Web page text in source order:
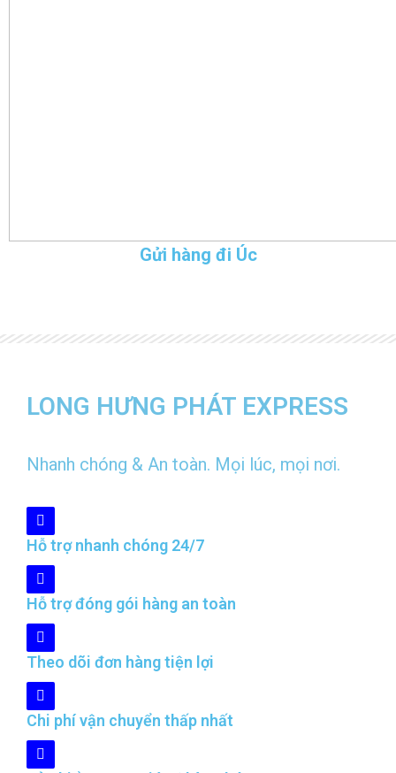
Gửi hàng đi Úc
LONG HƯNG PHÁT EXPRESS
Nhanh chóng & An toàn. Mọi lúc, mọi nơi.
Hỗ trợ nhanh chóng 24/7
Hỗ trợ đóng gói hàng an toàn
Theo dõi đơn hàng tiện lợi
Chi phí vận chuyển thấp nhất